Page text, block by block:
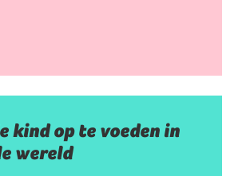
kind op te voeden in
wereld